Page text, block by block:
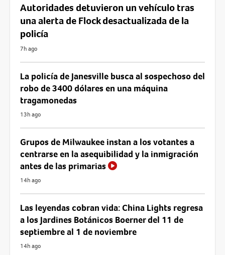
Autoridades detuvieron un vehículo tras
una alerta de Flock desactualizada de la
policía
7h ago
La policía de Janesville busca al sospechoso del
robo de 3400 dólares en una máquina
tragamonedas
13h ago
Grupos de Milwaukee instan a los votantes a
centrarse en la asequibilidad y la inmigración
antes de las primarias
14h ago
Las leyendas cobran vida: China Lights regresa
a los Jardines Botánicos Boerner del 11 de
septiembre al 1 de noviembre
14h ago